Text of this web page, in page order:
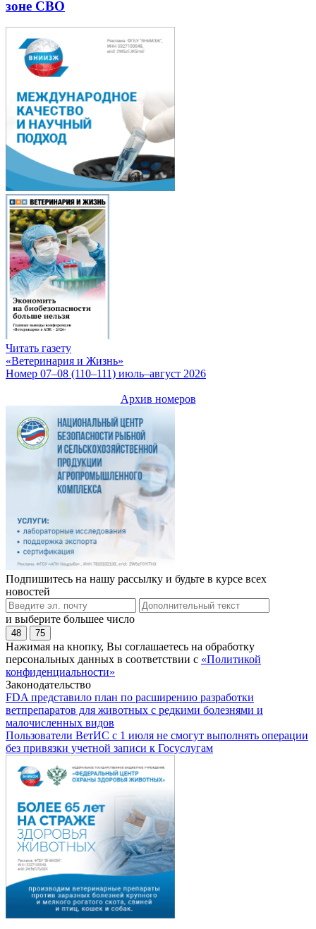
зоне СВО
Читать газету
«Ветеринария и Жизнь»
Номер 07–08 (110–111) июль–август 2026
Архив номеров
Подпишитесь на нашу рассылку и будьте в курсе всех
новостей
и выберите большее число
48 75
Нажимая на кнопку, Вы соглашаетесь на обработку
персональных данных в соответствии с «Политикой
конфиденциальности»
Законодательство
FDA представило план по расширению разработки
ветпрепаратов для животных с редкими болезнями и
малочисленных видов
Пользователи ВетИС с 1 июля не смогут выполнять операции
без привязки учетной записи к Госуслугам